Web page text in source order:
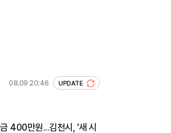
08.09 20:46 UPDATE
400만원...김천시, '새 시